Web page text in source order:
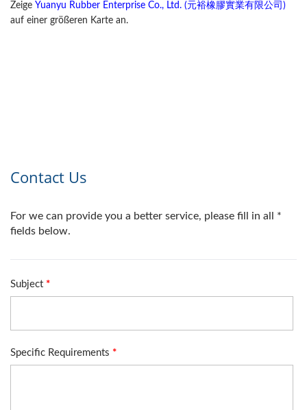
Zeige Yuanyu Rubber Enterprise Co., Ltd. (元裕橡膠實業有限公司)
auf einer größeren Karte an.